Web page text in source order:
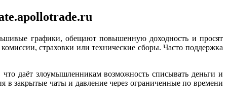
графики, обещают повышенную доходность и просят
страховки или технические сборы. Часто поддержка
даёт злоумышленникам возможность списывать деньги и
в закрытые чаты и давление через ограниченные по времени